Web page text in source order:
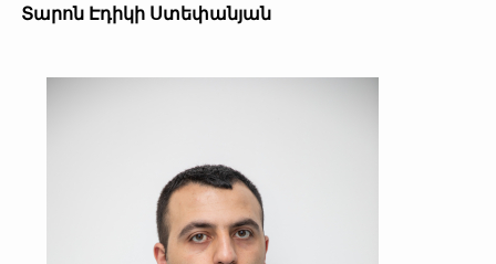
Տարոն Էդիկի Ստեփանյան